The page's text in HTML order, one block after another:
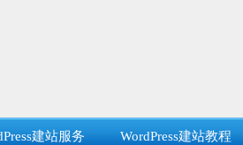
建站服务 WordPress建站教程